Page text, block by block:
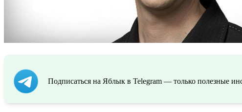
Подписаться на Яблык в Telegram — только полезные